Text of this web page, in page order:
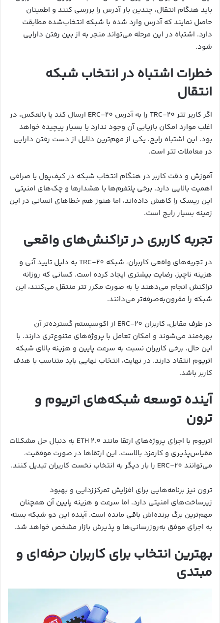
باید هنگام انتقال، چندین بار آدرس را بررسی کنند و اطمینان
حاصل نمایند که آدرس وارد شده با شبکه انتخاب‌شده مطابقت
دارد. اشتباه در این مرحله می‌تواند منجر به از بین رفتن دارایی
شود.
خطرات اشتباه در انتخاب شبکه
انتقال
اگر کاربر تتر TRC-20 را به آدرس ERC-20 ارسال کند یا بالعکس، در
اغلب موارد امکان بازیابی آن وجود ندارد یا بسیار پیچیده خواهد
بود. این اشتباه رایج، یکی از مهم‌ترین دلایل از دست رفتن دارایی
در معاملات تتر است.
آموزش و دقت کاربر در هنگام انتخاب شبکه در کیف‌پول یا صرافی
اهمیت بالایی دارد. برخی پلتفرم‌ها با هشدارها و چک‌های امنیتی
این ریسک را کاهش داده‌اند، اما هنوز هم خطاهای انسانی در این
زمینه بسیار رایج است.
تجربه کاربری در تراکنش‌های واقعی
در تجربه‌های واقعی کاربران، شبکه TRC-20 به دلیل تایید آنی و
هزینه ناچیز، رضایت بیشتری ایجاد کرده است. کسانی که روزانه
تراکنش انجام می‌دهند یا به صورت مکرر تتر منتقل می‌کنند، این
شبکه را مقرون‌به‌صرفه‌تر می‌دانند.
در طرف مقابل، کاربران ERC-20 از اکوسیستم گسترده‌تر آن
بهره‌مند می‌شوند و امکان تعامل با پروژه‌های متنوع‌تری دارند. با
این حال، برخی کاربران نسبت به سرعت پایین و هزینه بالای شبکه
اتریوم انتقاد دارند. در نهایت، انتخاب نهایی باید متناسب با هدف
کاربر باشد.
آینده توسعه شبکه‌های اتریوم و
ترون
اتریوم با اجرای پروژه‌های ارتقا مانند ETH 2.0 به دنبال حل مشکلات
مقیاس‌پذیری و کارمزد بالاست. این ارتقاها در صورت موفقیت،
می‌توانند ERC-20 را بار دیگر به انتخاب نخست کاربران تبدیل کنند.
ترون نیز برنامه‌هایی برای افزایش تمرکززدایی و بهبود
زیرساخت‌های امنیتی دارد. اما سرعت و هزینه پایین آن همچنان
مهم‌ترین برگ برنده‌اش باقی مانده است. آینده این دو شبکه بسته
به اجرای موفق به‌روزرسانی‌ها و پذیرش بازار مشخص خواهد شد.
بهترین انتخاب برای کاربران حرفه‌ای و
مبتدی